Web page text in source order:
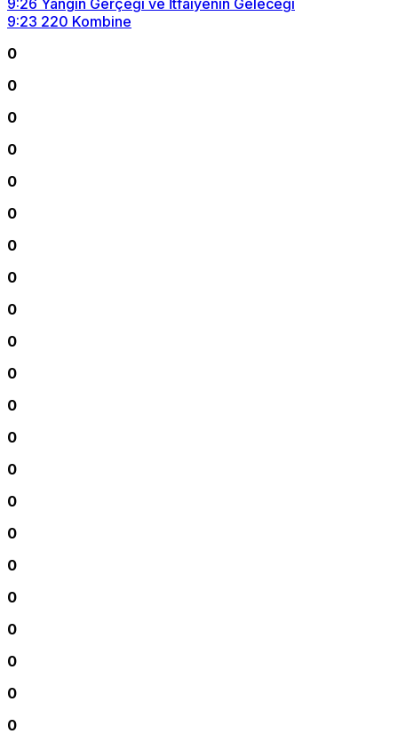
9:26 Yangın Gerçeği ve İtfaiyenin Geleceği
9:23 220 Kombine
0
0
0
0
0
0
0
0
0
0
0
0
0
0
0
0
0
0
0
0
0
0